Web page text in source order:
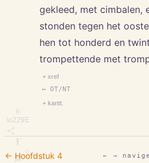
⎘
\u229E
M
gekleed, met cimbalen,
stonden tegen het
hen tot honderd en
trompettende met
+ xref
↔ OT/NT
+ kantt.
← Hoofdstuk 4 ← →